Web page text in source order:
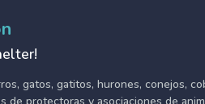
gatos, gatitos, hurones, conejos,